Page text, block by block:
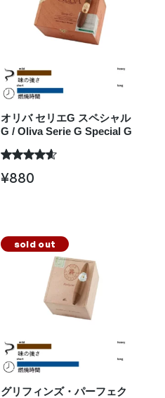
オリバ セリエG スペシャル
G / Oliva Serie G Special G
¥880
sold out
グリフィンズ・パーフェク